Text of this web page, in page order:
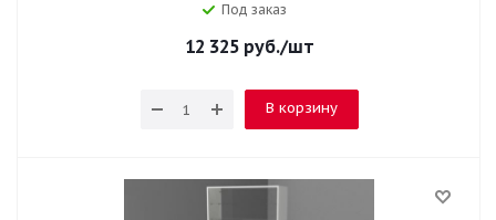
Под заказ
12 325руб./шт
В корзину